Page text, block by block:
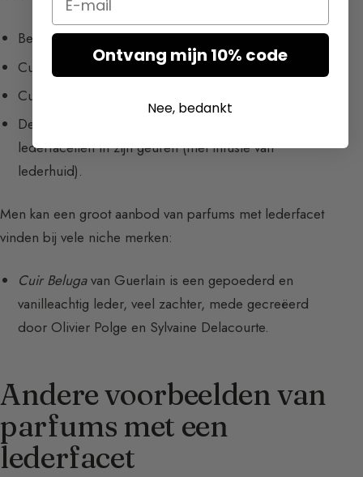
Bel Ami van Hermès in 1986
Cuir d’Ange van Hermès
Cuir Mauresque van Serge Lutens
De collectie “Vuitton parfums” biedt talrijke
lederfacetten in zijn geuren (met infusie van
lederhuid).
Men kan een groot aanbod van parfums met lederfacet
vinden bij vele niche merken:
Cuir Belugavan Guerlain is een gepoederd en
vanilleachtig leder, veel zachter, mede gecreëerd
door Olivier Polge en Sylvaine Delacourte.
Andere voorbeelden van
parfums met een
lederfacet
Ontvang mijn 10% code
Nee, bedankt